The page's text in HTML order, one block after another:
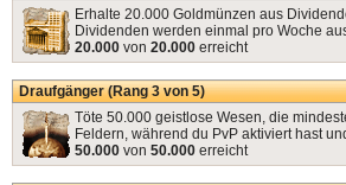
Erhalte 20.000 Goldmünzen aus
Dividenden werden einmal pro Woche
20.000 von 20.000 erreicht
Draufgänger (Rang 3 von 5)
Töte 50.000 geistlose Wesen, die
Feldern, während du PvP aktiviert hast
50.000 von 50.000 erreicht